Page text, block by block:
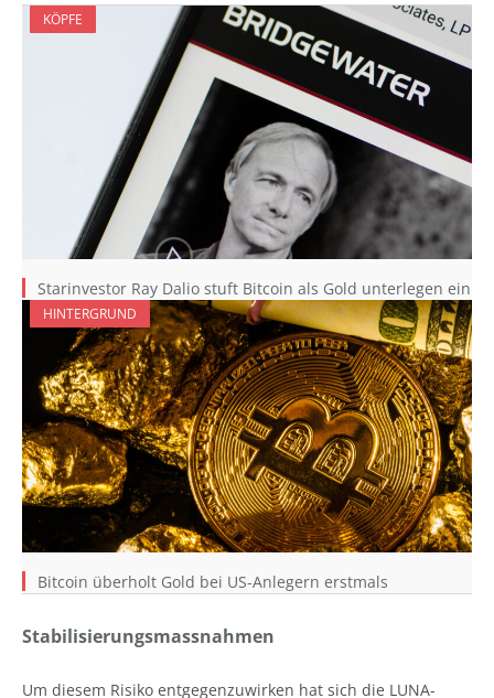
KÖPFE
Starinvestor Ray Dalio stuft Bitcoin als Gold unterlegen ein
HINTERGRUND
Bitcoin überholt Gold bei US-Anlegern erstmals
Stabilisierungsmassnahmen
Um diesem Risiko entgegenzuwirken hat sich die LUNA-